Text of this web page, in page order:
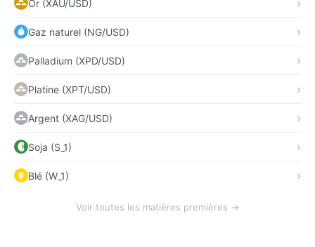
Or (XAU/USD)
Gaz naturel (NG/USD)
Palladium (XPD/USD)
Platine (XPT/USD)
Argent (XAG/USD)
Soja (S_1)
Blé (W_1)
Voir toutes les matières premières →